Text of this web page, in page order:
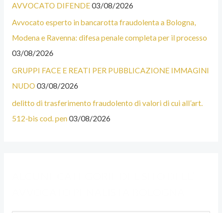
AVVOCATO DIFENDE03/08/2026
Avvocato esperto in bancarotta fraudolenta a Bologna,
Modena e Ravenna: difesa penale completa per il processo
03/08/2026
GRUPPI FACE E REATI PER PUBBLICAZIONE IMMAGINI
NUDO 03/08/2026
delitto di trasferimento fraudolento di valori di cui all’art.
512-bis cod. pen 03/08/2026
A
T
E
G
O
R
E
I
E